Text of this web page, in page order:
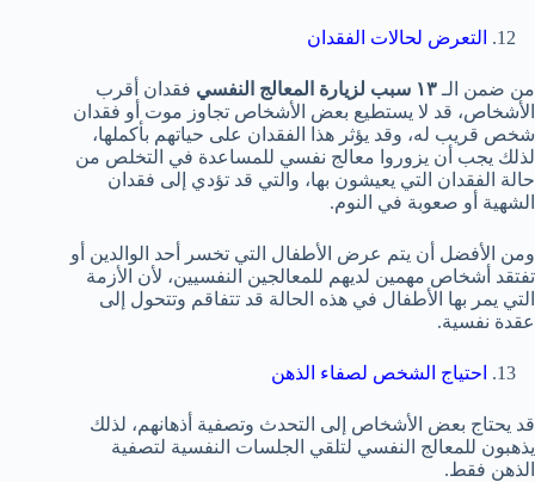
التعرض لحالات الفقدان
من ضمن الـ ١٣ سبب لزيارة المعالج النفسي
فقدان أقرب
الأشخاص، قد لا يستطيع بعض الأشخاص تجاوز موت أو فقدان
شخص قريب له، وقد يؤثر هذا الفقدان على حياتهم بأكملها،
لذلك يجب أن يزوروا معالج نفسي للمساعدة في التخلص من
حالة الفقدان التي يعيشون بها، والتي قد تؤدي إلى فقدان
الشهية أو صعوبة في النوم.
ومن الأفضل أن يتم عرض الأطفال التي تخسر أحد الوالدين أو
تفتقد أشخاص مهمين لديهم للمعالجين النفسيين، لأن الأزمة
التي يمر بها الأطفال في هذه الحالة قد تتفاقم وتتحول إلى
عقدة نفسية.
احتياج الشخص لصفاء الذهن
قد يحتاج بعض الأشخاص إلى التحدث وتصفية أذهانهم، لذلك
يذهبون للمعالج النفسي لتلقي الجلسات النفسية لتصفية
الذهن فقط.